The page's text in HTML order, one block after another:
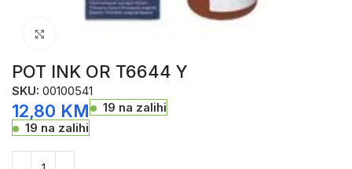
POT INK OR T6644 Y
SKU:00100541
12,80 KM
19 na zalihi
19 na zalihi